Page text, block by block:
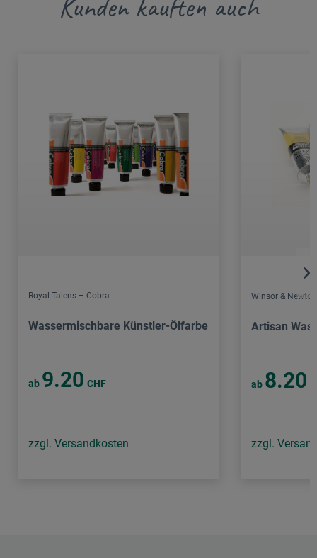
Royal Talens – Cobra
Wassermischbare Künstler-Ölfarbe
ab 9.20 CHF
zzgl. Versandkosten
Winsor & Newton
Artisan
ab 8.20
zzgl.